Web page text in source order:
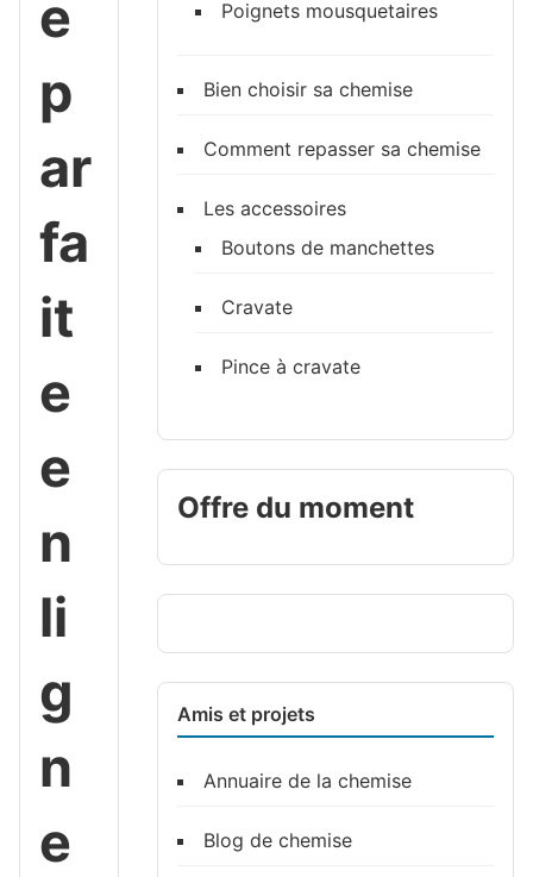
e
p
ar
fa
it
e
e
n
li
g
n
e
Poignets mousquetaires
Bien choisir sa chemise
Comment repasser sa chemise
Les accessoires
Boutons de manchettes
Cravate
Pince à cravate
Offre du moment
Amis et projets
Annuaire de la chemise
Blog de chemise